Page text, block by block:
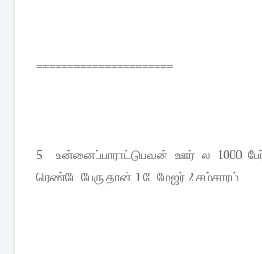
======================
5 உன்னைப்பாராட்டுபவன் ஊர் ல 1000 பேர்
ரெண்டே பேரு தான் 1 டேமேஜர் 2 சம்சாரம்